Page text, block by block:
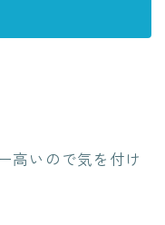
高いので気を付け